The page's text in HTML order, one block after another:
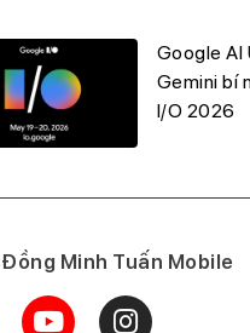
Google AI
Gemini bí
I/O 2026
Minh Tuấn Mobile